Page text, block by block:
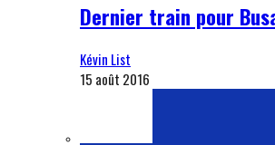
Dernier train pour
Kévin List
15 août 2016